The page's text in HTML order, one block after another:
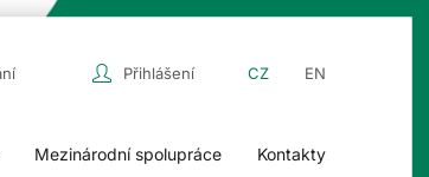
Přihlášení CZ EN
Mezinárodní spolupráce Kontakty